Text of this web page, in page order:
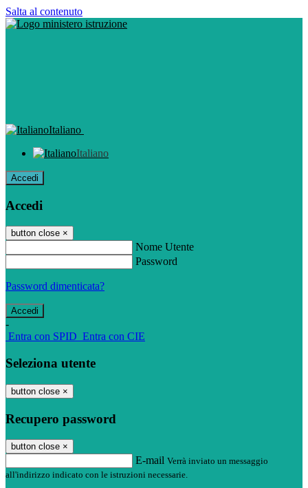
Salta al contenuto
Italiano
Italiano
Accedi
Accedi
button close ×
Nome Utente
Password
Password dimenticata?
-
Entra con SPID Entra con CIE
Seleziona utente
button close ×
Recupero password
button close ×
E-mail Verrà inviato un messaggio
all'indirizzo indicato con le istruzioni necessarie.